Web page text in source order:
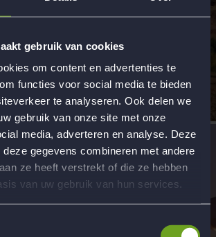
gebruik van cookies
om content en advertenties te
functies voor social media te bieden
te analyseren. Ook delen we
gebruik van onze site met onze
media, adverteren en analyse. Deze
deze gegevens combineren met andere
ze heeft verstrekt of die ze hebben
van uw gebruik van hun services.